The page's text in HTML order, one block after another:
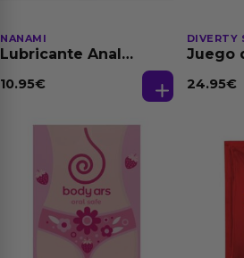
NANAMI
Lubricante Anal
Dilatación Base Agua
10.95€
DIVERTY
Juego
24.95€